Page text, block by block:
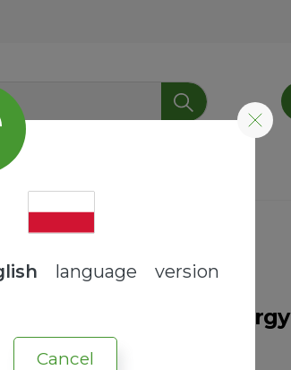
language version
Cancel
BOX™ Herbal Synergy
Brak opinii